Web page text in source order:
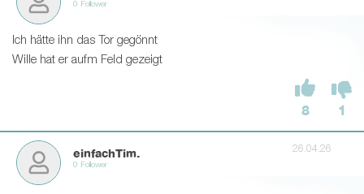
0 Follower
Ich hätte ihn das Tor gegönnt
Wille hat er aufm Feld gezeigt
8 1
einfachTim.
0 Follower
26.04.26